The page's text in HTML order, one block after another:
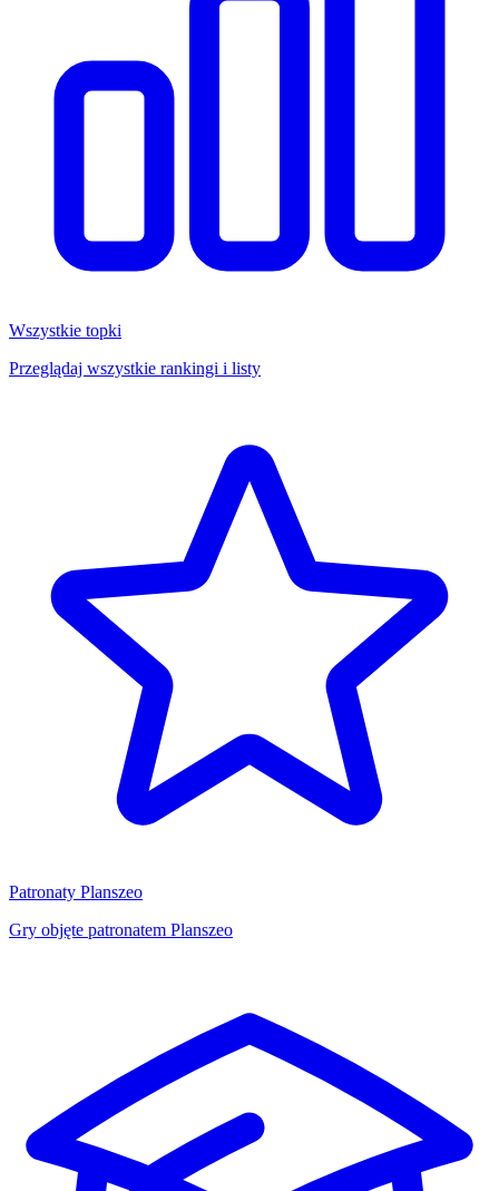
Wszystkie topki
Przeglądaj wszystkie rankingi i listy
Patronaty Planszeo
Gry objęte patronatem Planszeo